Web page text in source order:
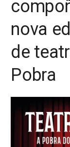
nova
de
Pobra